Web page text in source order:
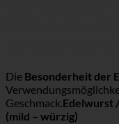
Die Besonderheit der
Geschmack.Edelwurst
(mild – würzig)